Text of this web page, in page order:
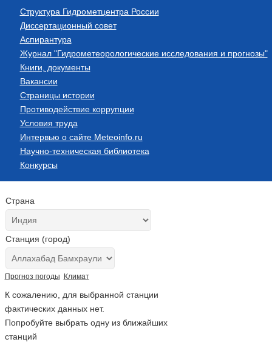
Структура Гидрометцентра России
Диссертационный совет
Аспирантура
Журнал "Гидрометеорологические исследования и прогнозы"
Книги, документы
Вакансии
Страницы истории
Противодействие коррупции
Условия труда
Интервью о сайте Meteoinfo.ru
Научно-техническая библиотека
Конкурсы
Страна
Станция (город)
Прогноз погоды Климат
К сожалению, для выбранной станции
фактических данных нет.
Попробуйте выбрать одну из ближайших
станций